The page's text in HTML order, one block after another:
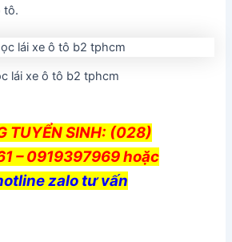
tô.
lái xe ô tô b2 tphcm
TUYỂN SINH: (028)
– 0919397969 hoặc
zalo tư vấn